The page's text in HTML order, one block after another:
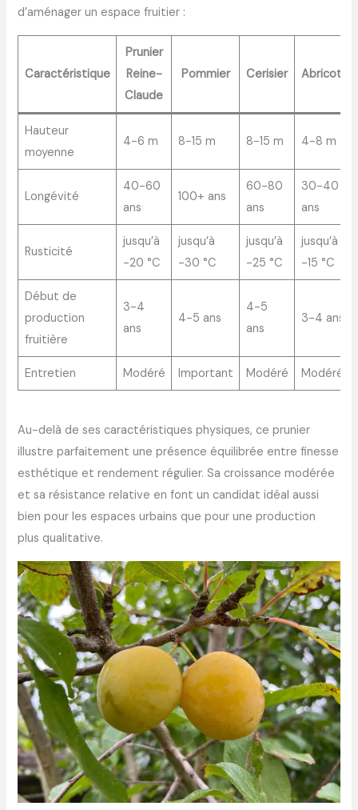
d’aménager un espace fruitier :
Caractéristique
Prunier
Reine-
Claude
Pommier Cerisier Abricotier
Hauteur
moyenne
4-6 m 8-15 m 8-15 m 4-8 m
Longévité
40-60
ans
100+ ans
60-80
ans
30-40
ans
Rusticité
jusqu’à
-20 °C
jusqu’à
-30 °C
jusqu’à
-25 °C
jusqu’à
-15 °C
Début de
production
fruitière
3-4
ans
4-5 ans
4-5
ans
3-4 ans
Entretien Modéré Important Modéré Modéré
Au-delà de ses caractéristiques physiques, ce prunier
illustre parfaitement une présence équilibrée entre finesse
esthétique et rendement régulier. Sa croissance modérée
et sa résistance relative en font un candidat idéal aussi
bien pour les espaces urbains que pour une production
plus qualitative.